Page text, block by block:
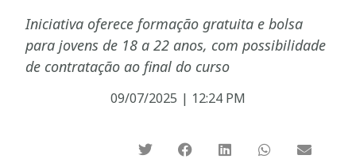
Iniciativa oferece formação gratuita e bolsa
para jovens de 18 a 22 anos, com possibilidade
de contratação ao final do curso
09/07/2025 | 12:24 PM